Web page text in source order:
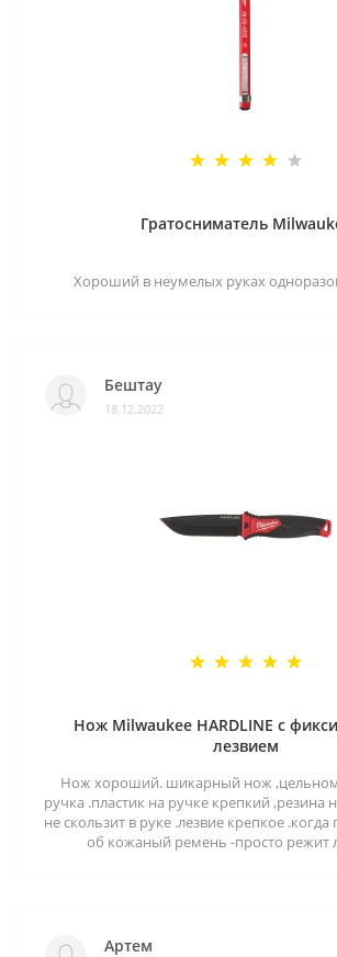
Гратосниматель
Хороший в неумелых руках
Бештау
18.12.2022
Нож Milwaukee HARDLINE с
лезвием
Нож хороший. шикарный нож
ручка .пластик на ручке крепкий ,резина
не скользит в руке .лезвие крепкое
об кожаный ремень -просто режит
Артем